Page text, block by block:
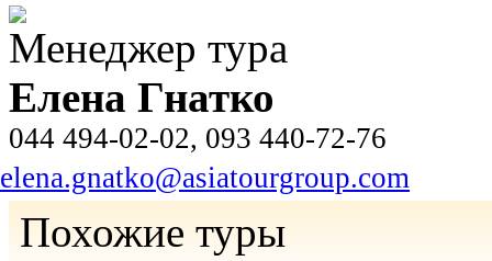
Менеджер тура
Елена Гнатко
044 494-02-02, 093 440-72-76
elena.gnatko@asiatourgroup.com
Похожие туры